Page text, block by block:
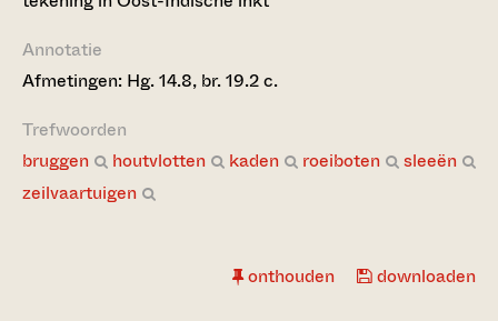
Annotatie
Afmetingen: Hg. 14.8, br. 19.2 c.
Trefwoorden
bruggen
houtvlotten kaden roeiboten
sleeën
zeilvaartuigen
onthouden downloaden